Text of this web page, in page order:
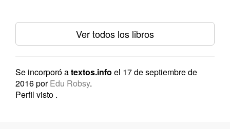
Ver todos los libros
Se incorporó atextos.info el 17 de septiembre de
2016 porEdu Robsy.
Perfil visto .